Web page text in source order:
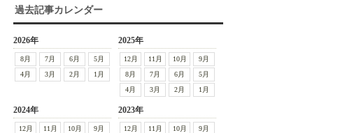
過去記事カレンダー
2026年
8月 7月 6月
5月
4月
3月 2月 1月
2025年
12月 11月 10月
9月
8月
7月 6月
5月
4月
3月 2月 1月
2024年
12月 11月 10月
9月
2023年
12月 11月 10月
9月